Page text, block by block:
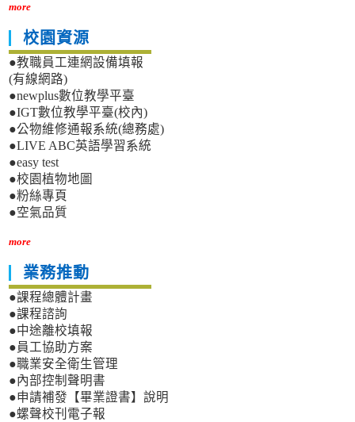
more
校園資源
●教職員工連網設備填報
(有線網路)
●newplus數位教學平臺
●IGT數位教學平臺(校內)
●公物維修通報系統(總務處)
●LIVE ABC英語學習系統
●easy test
●校園植物地圖
●粉絲專頁
●空氣品質
more
業務推動
●課程總體計畫
●課程諮詢
●中途離校填報
●員工協助方案
●職業安全衛生管理
●內部控制聲明書
●申請補發【畢業證書】說明
●螺聲校刊電子報